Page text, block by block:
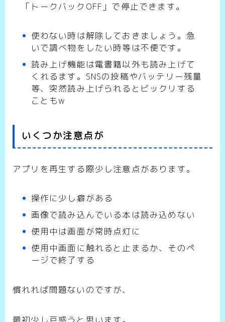
「トークバックOFF」で停止できます。
使わない時は解除しておきましょう。急
いで調べ物をしたい時等は不便です。
読み上げ機能は電書籍以外も読み上げて
くれるます。SNSの投稿やバッテリー残量
等、突然読み上げられるとビックリする
こともw
いくつか注意点が
アプリを再生する際少し注意点があります。
操作に少し癖がある
画像で読み込んでいる本は読み込めない
使用中は画面が常時点灯に
使用中画面に触れると止まるか、そのペ
ージで終了する
慣れれば問題ないのですが、